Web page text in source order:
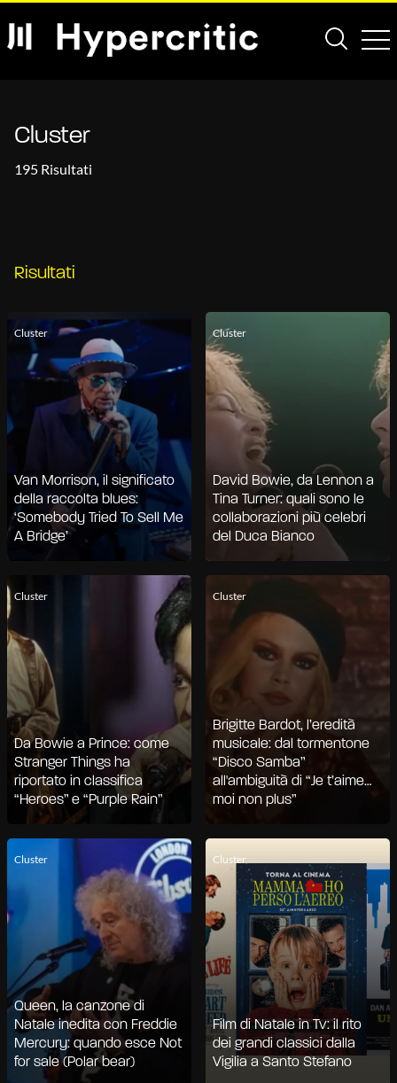
Cluster
195 Risultati
Risultati
Cluster
Van Morrison, il significato
della raccolta blues:
‘Somebody Tried To Sell Me
A Bridge’
Cluster
David Bowie, da Lennon a
Tina Turner: quali sono le
collaborazioni più celebri
del Duca Bianco
Cluster
Da Bowie a Prince: come
Stranger Things ha
riportato in classifica
“Heroes” e “Purple Rain”
Cluster
Brigitte Bardot, l’eredità
musicale: dal tormentone
“Disco Samba”
all'ambiguità di “Je t’aime…
moi non plus”
Cluster
Queen, la canzone di
Natale inedita con Freddie
Mercury: quando esce Not
for sale (Polar bear)
Cluster
Film di Natale in Tv: il rito
dei grandi classici dalla
Vigilia a Santo Stefano